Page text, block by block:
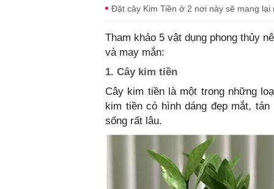
Đặt cây Kim Tiền ở 2 nơi này sẽ mang lại
Tham khảo 5 vật dụng phong thủy
và may mắn:
1. Cây kim tiền
Cây kim tiền là một trong những
kim tiền có hình dáng đẹp mắt,
sống rất lâu.